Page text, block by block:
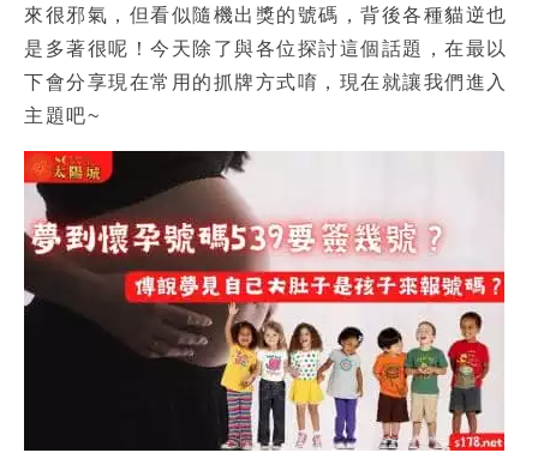
來很邪氣，但看似隨機出獎的號碼，背後各種貓逆也
是多著很呢！今天除了與各位探討這個話題，在最以
下會分享現在常用的抓牌方式唷，現在就讓我們進入
主題吧~